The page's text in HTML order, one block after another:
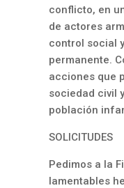
conflicto, en
de actores
control social
permanente.
acciones que
sociedad civil
población
SOLICITUDES
Pedimos a la
lamentables